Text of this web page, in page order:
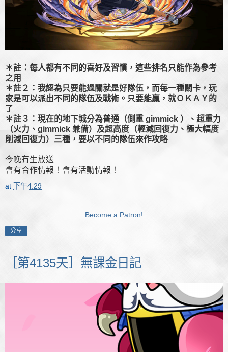
＊註：每人都有不同的喜好及習慣，這些排名只能作為參考
之用
＊註２：我認為只要能過關就是好隊伍，而每一種關卡，玩
家是可以派出不同的隊伍及戰術。只要能贏，就ＯＫＡＹ的
了
＊註３：現在的地下城分為普通（側重 gimmick ）、超重力
（火力、gimmick 兼備）及超高度（輕減回復力、極大幅度
削減回復力）三種，要以不同的隊伍來作攻略
今晚有生放送
會有合作情報！會有活動情報！
at 下午4:29
Become a Patron!
分享
［第4135天］無課金日記